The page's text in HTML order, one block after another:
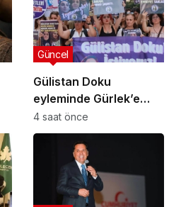
Gülistan Doku
eyleminde Gürlek’e
soru: Soylu’nun ifadesi
neden alınmıyor?
Güncel
4 saat önce